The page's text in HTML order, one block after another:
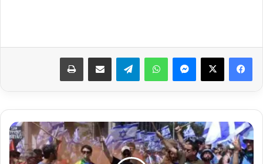
فيسبوك ‫X ماسنجر واتساب تيلقرام مشاركة عبر البريد طباعة
بالصور..
شرطة
الاحتلال